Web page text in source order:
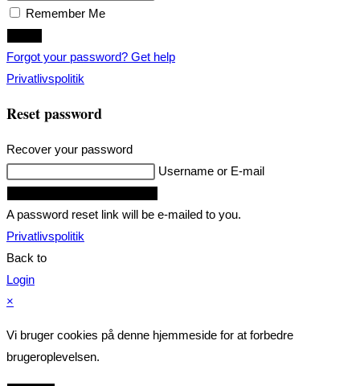
Remember Me
Forgot your password? Get help
Privatlivspolitik
Reset password
Recover your password
Username or E-mail
A password reset link will be e-mailed to you.
Privatlivspolitik
Back to
Login
×
Vi bruger cookies på denne hjemmeside for at forbedre
brugeroplevelsen.